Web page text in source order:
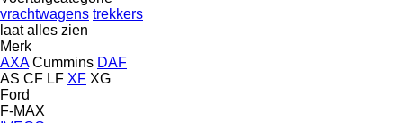
vrachtwagens trekkers
laat alles zien
Merk
AXA Cummins DAF
AS CF LF XF XG
Ford
F-MAX